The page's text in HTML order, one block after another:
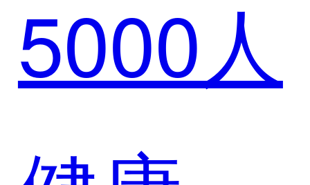
数智零
5000人